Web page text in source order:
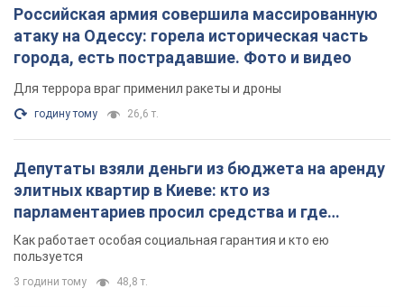
Российская армия совершила массированную
атаку на Одессу: горела историческая часть
города, есть пострадавшие. Фото и видео
Для террора враг применил ракеты и дроны
годину тому 26,6 т.
Депутаты взяли деньги из бюджета на аренду
элитных квартир в Киеве: кто из
парламентариев просил средства и где
поселился
Как работает особая социальная гарантия и кто ею
пользуется
3 години тому 48,8 т.